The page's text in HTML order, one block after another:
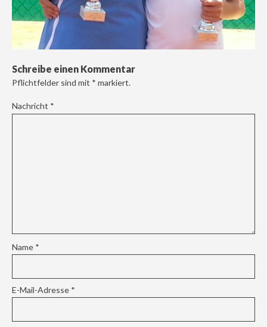
Schreibe einen Kommentar
Pflichtfelder sind mit * markiert.
Nachricht *
Name *
E-Mail-Adresse *